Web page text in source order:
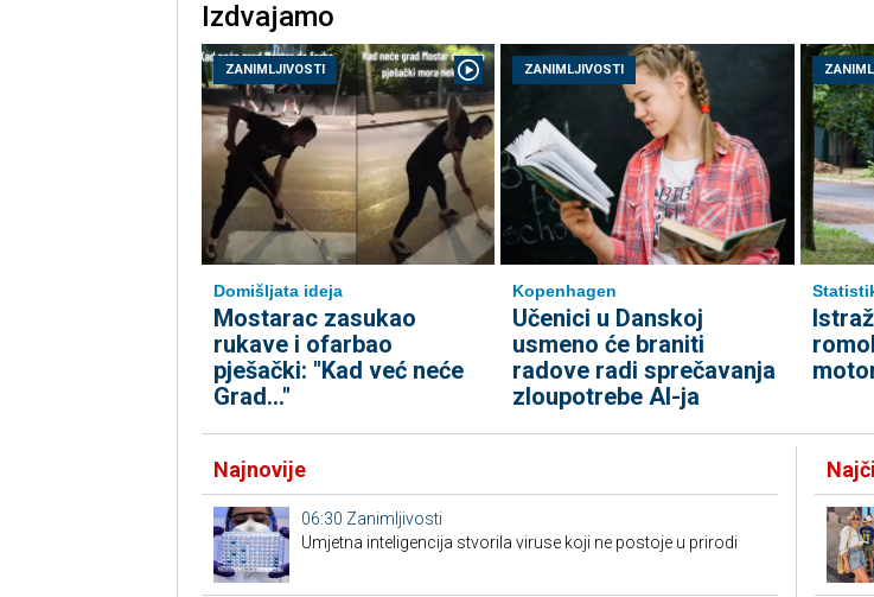
Izdvajamo
ZANIMLJIVOSTI
Domišljata ideja
Mostarac zasukao
rukave i ofarbao
pješački: "Kad već neće
Grad..."
ZANIMLJIVOSTI
Kopenhagen
Učenici u Danskoj
usmeno će braniti
radove radi sprečavanja
zloupotrebe AI-ja
Najnovije
06:30 Zanimljivosti
Umjetna inteligencija stvorila viruse koji ne postoje u prirodi